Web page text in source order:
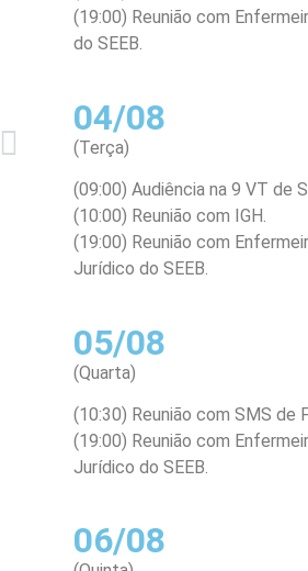
(19:00) Reunião com
do SEEB.
04/08
(Terça)
(09:00) Audiência na 9 VT de
(10:00) Reunião com IGH.
(19:00) Reunião com
Jurídico do SEEB.
05/08
(Quarta)
(10:30) Reunião com SMS de
(19:00) Reunião com
Jurídico do SEEB.
06/08